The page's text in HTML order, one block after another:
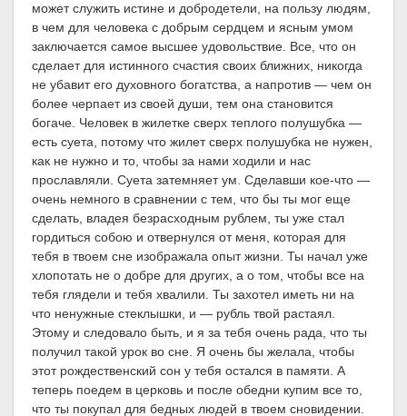
может служить истине и добродетели, на пользу людям,
в чем для человека с добрым сердцем и ясным умом
заключается самое высшее удовольствие. Все, что он
сделает для истинного счастия своих ближних, никогда
не убавит его духовного богатства, а напротив — чем он
более черпает из своей души, тем она становится
богаче. Человек в жилетке сверх теплого полушубка —
есть суета, потому что жилет сверх полушубка не нужен,
как не нужно и то, чтобы за нами ходили и нас
прославляли. Суета затемняет ум. Сделавши кое-что —
очень немного в сравнении с тем, что бы ты мог еще
сделать, владея безрасходным рублем, ты уже стал
гордиться собою и отвернулся от меня, которая для
тебя в твоем сне изображала опыт жизни. Ты начал уже
хлопотать не о добре для других, а о том, чтобы все на
тебя глядели и тебя хвалили. Ты захотел иметь ни на
что ненужные стеклышки, и — рубль твой растаял.
Этому и следовало быть, и я за тебя очень рада, что ты
получил такой урок во сне. Я очень бы желала, чтобы
этот рождественский сон у тебя остался в памяти. А
теперь поедем в церковь и после обедни купим все то,
что ты покупал для бедных людей в твоем сновидении.